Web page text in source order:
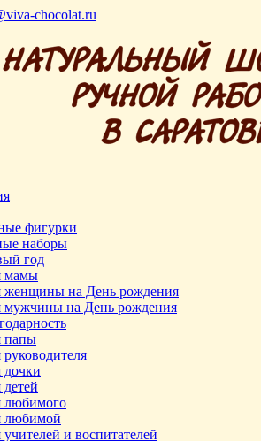
chocolat.ru
фигурки
наборы
год
мамы
женщины на День рождения
мужчины на День рождения
папы
руководителя
дочки
детей
любимого
любимой
учителей и воспитателей